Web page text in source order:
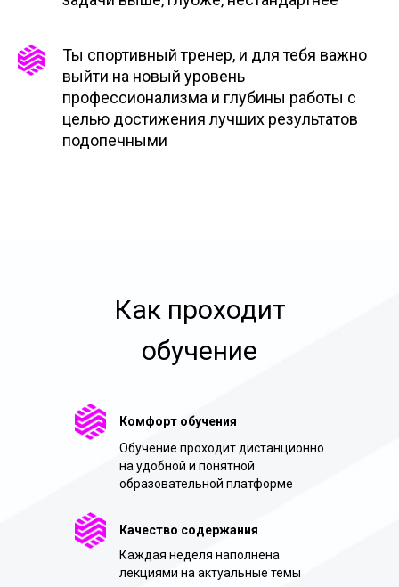
Ты спортивный тренер, и для тебя важно
выйти на новый уровень
профессионализма и глубины работы с
целью достижения лучших результатов
подопечными
Как проходит
обучение
Обучение проходит дистанционно
на удобной и понятной
образовательной платформе
Каждая неделя наполнена
лекциями на актуальные темы
Комфорт обучения
Качество содержания